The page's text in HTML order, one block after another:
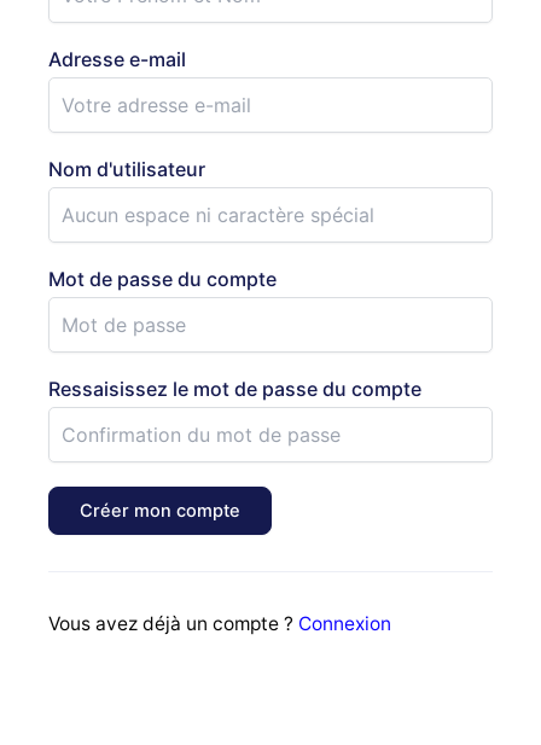
Adresse e-mail
Nom d'utilisateur
Mot de passe du compte
Ressaisissez le mot de passe du compte
Créer mon compte
Vous avez déjà un compte ? Connexion